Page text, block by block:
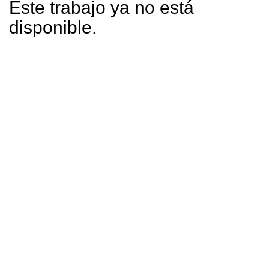
Este trabajo ya no está
disponible.